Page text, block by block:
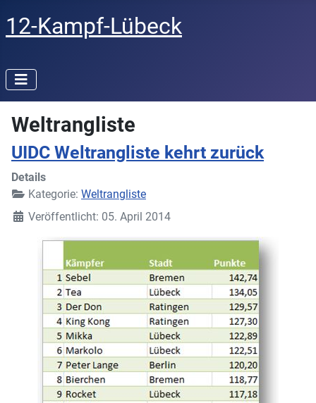
12-Kampf-Lübeck
Weltrangliste
UIDC Weltrangliste kehrt zurück
Details
Kategorie: Weltrangliste
Veröffentlicht: 05. April 2014